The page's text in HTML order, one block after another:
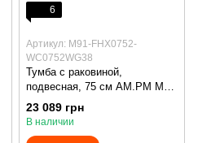
6
Артикул: M91-FHX0752-
WC0752WG38
Тумба с раковиной,
подвесная, 75 см AM.PM M91-
FHX0752-WC0752WG38 GEM
S
23 089 грн
В наличии